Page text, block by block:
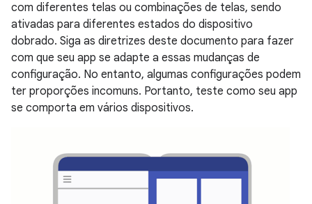
com diferentes telas ou combinações de telas, sendo
ativadas para diferentes estados do dispositivo
dobrado. Siga as diretrizes deste documento para fazer
com que seu app se adapte a essas mudanças de
configuração. No entanto, algumas configurações podem
ter proporções incomuns. Portanto, teste como seu app
se comporta em vários dispositivos.